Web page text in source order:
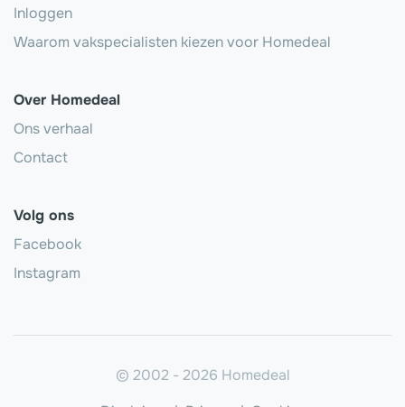
Inloggen
Waarom vakspecialisten kiezen voor Homedeal
Over Homedeal
Ons verhaal
Contact
Volg ons
Facebook
Instagram
© 2002 - 2026 Homedeal